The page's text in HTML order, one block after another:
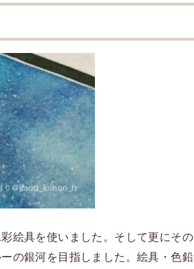
絵具を使いました。そして更にその
の銀河を目指しました。絵具・色鉛